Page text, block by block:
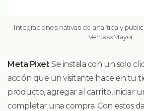
Integraciones nativas de analítica y
VentasxMayor.
Meta Pixel: Se instala con un solo
acción que un visitante hace en tu
producto, agregar al carrito, iniciar
completar una compra. Con estos